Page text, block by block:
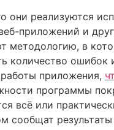
они реализуются
приложений и
методологию, в
количество
приложения,
программы
всё или
сообщат